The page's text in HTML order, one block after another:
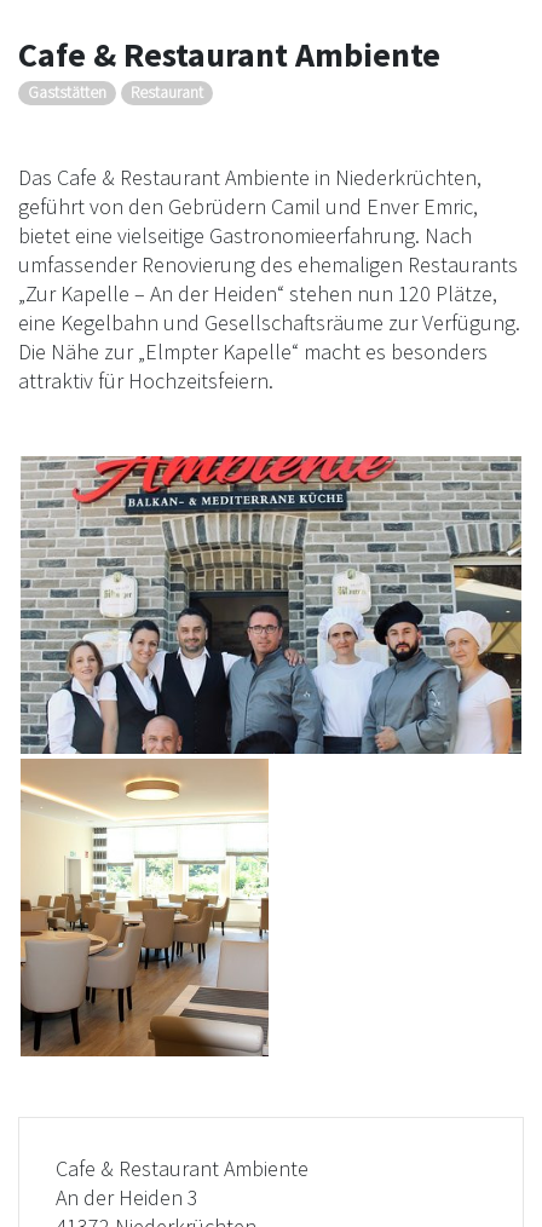
Cafe & Restaurant Ambiente
Gaststätten Restaurant
Das Cafe & Restaurant Ambiente in Niederkrüchten,
geführt von den Gebrüdern Camil und Enver Emric,
bietet eine vielseitige Gastronomieerfahrung. Nach
umfassender Renovierung des ehemaligen Restaurants
„Zur Kapelle – An der Heiden“ stehen nun 120 Plätze,
eine Kegelbahn und Gesellschaftsräume zur Verfügung.
Die Nähe zur „Elmpter Kapelle“ macht es besonders
attraktiv für Hochzeitsfeiern.
Cafe & Restaurant Ambiente
An der Heiden 3